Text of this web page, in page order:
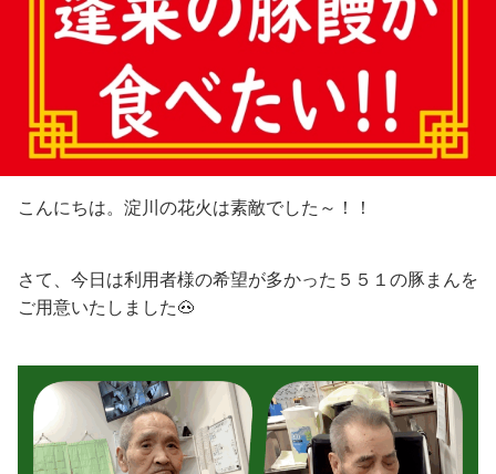
こんにちは。淀川の花火は素敵でした～！！
さて、今日は利用者様の希望が多かった５５１の豚まんを
ご用意いたしました🐽